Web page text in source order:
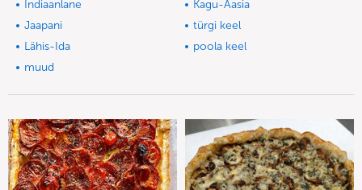
Indiaanlane
Kagu-Aasia
Jaapani
türgi keel
Lähis-Ida
poola keel
muud